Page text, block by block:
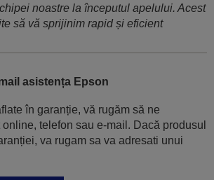
noastre la începutul apelului. Acest
să vă sprijinim rapid și eficient
asistența Epson
în garanție, vă rugăm să ne
telefon sau e-mail. Dacă produsul
va rugam sa va adresati unui